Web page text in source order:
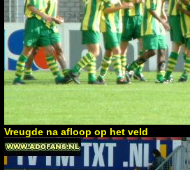
Vreugde na afloop op het veld